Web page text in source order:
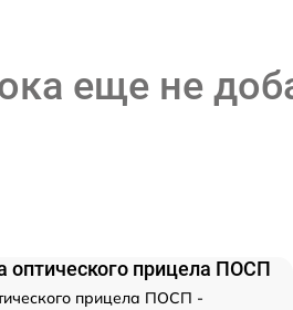
еще не
оптического прицела ПОСП
прицела ПОСП -